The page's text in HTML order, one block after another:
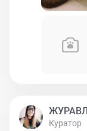
Куратор